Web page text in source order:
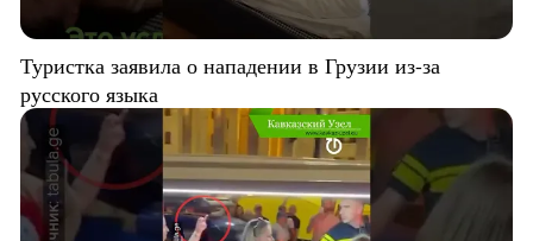
Туристка заявила о нападении в Грузии из-за
русского языка